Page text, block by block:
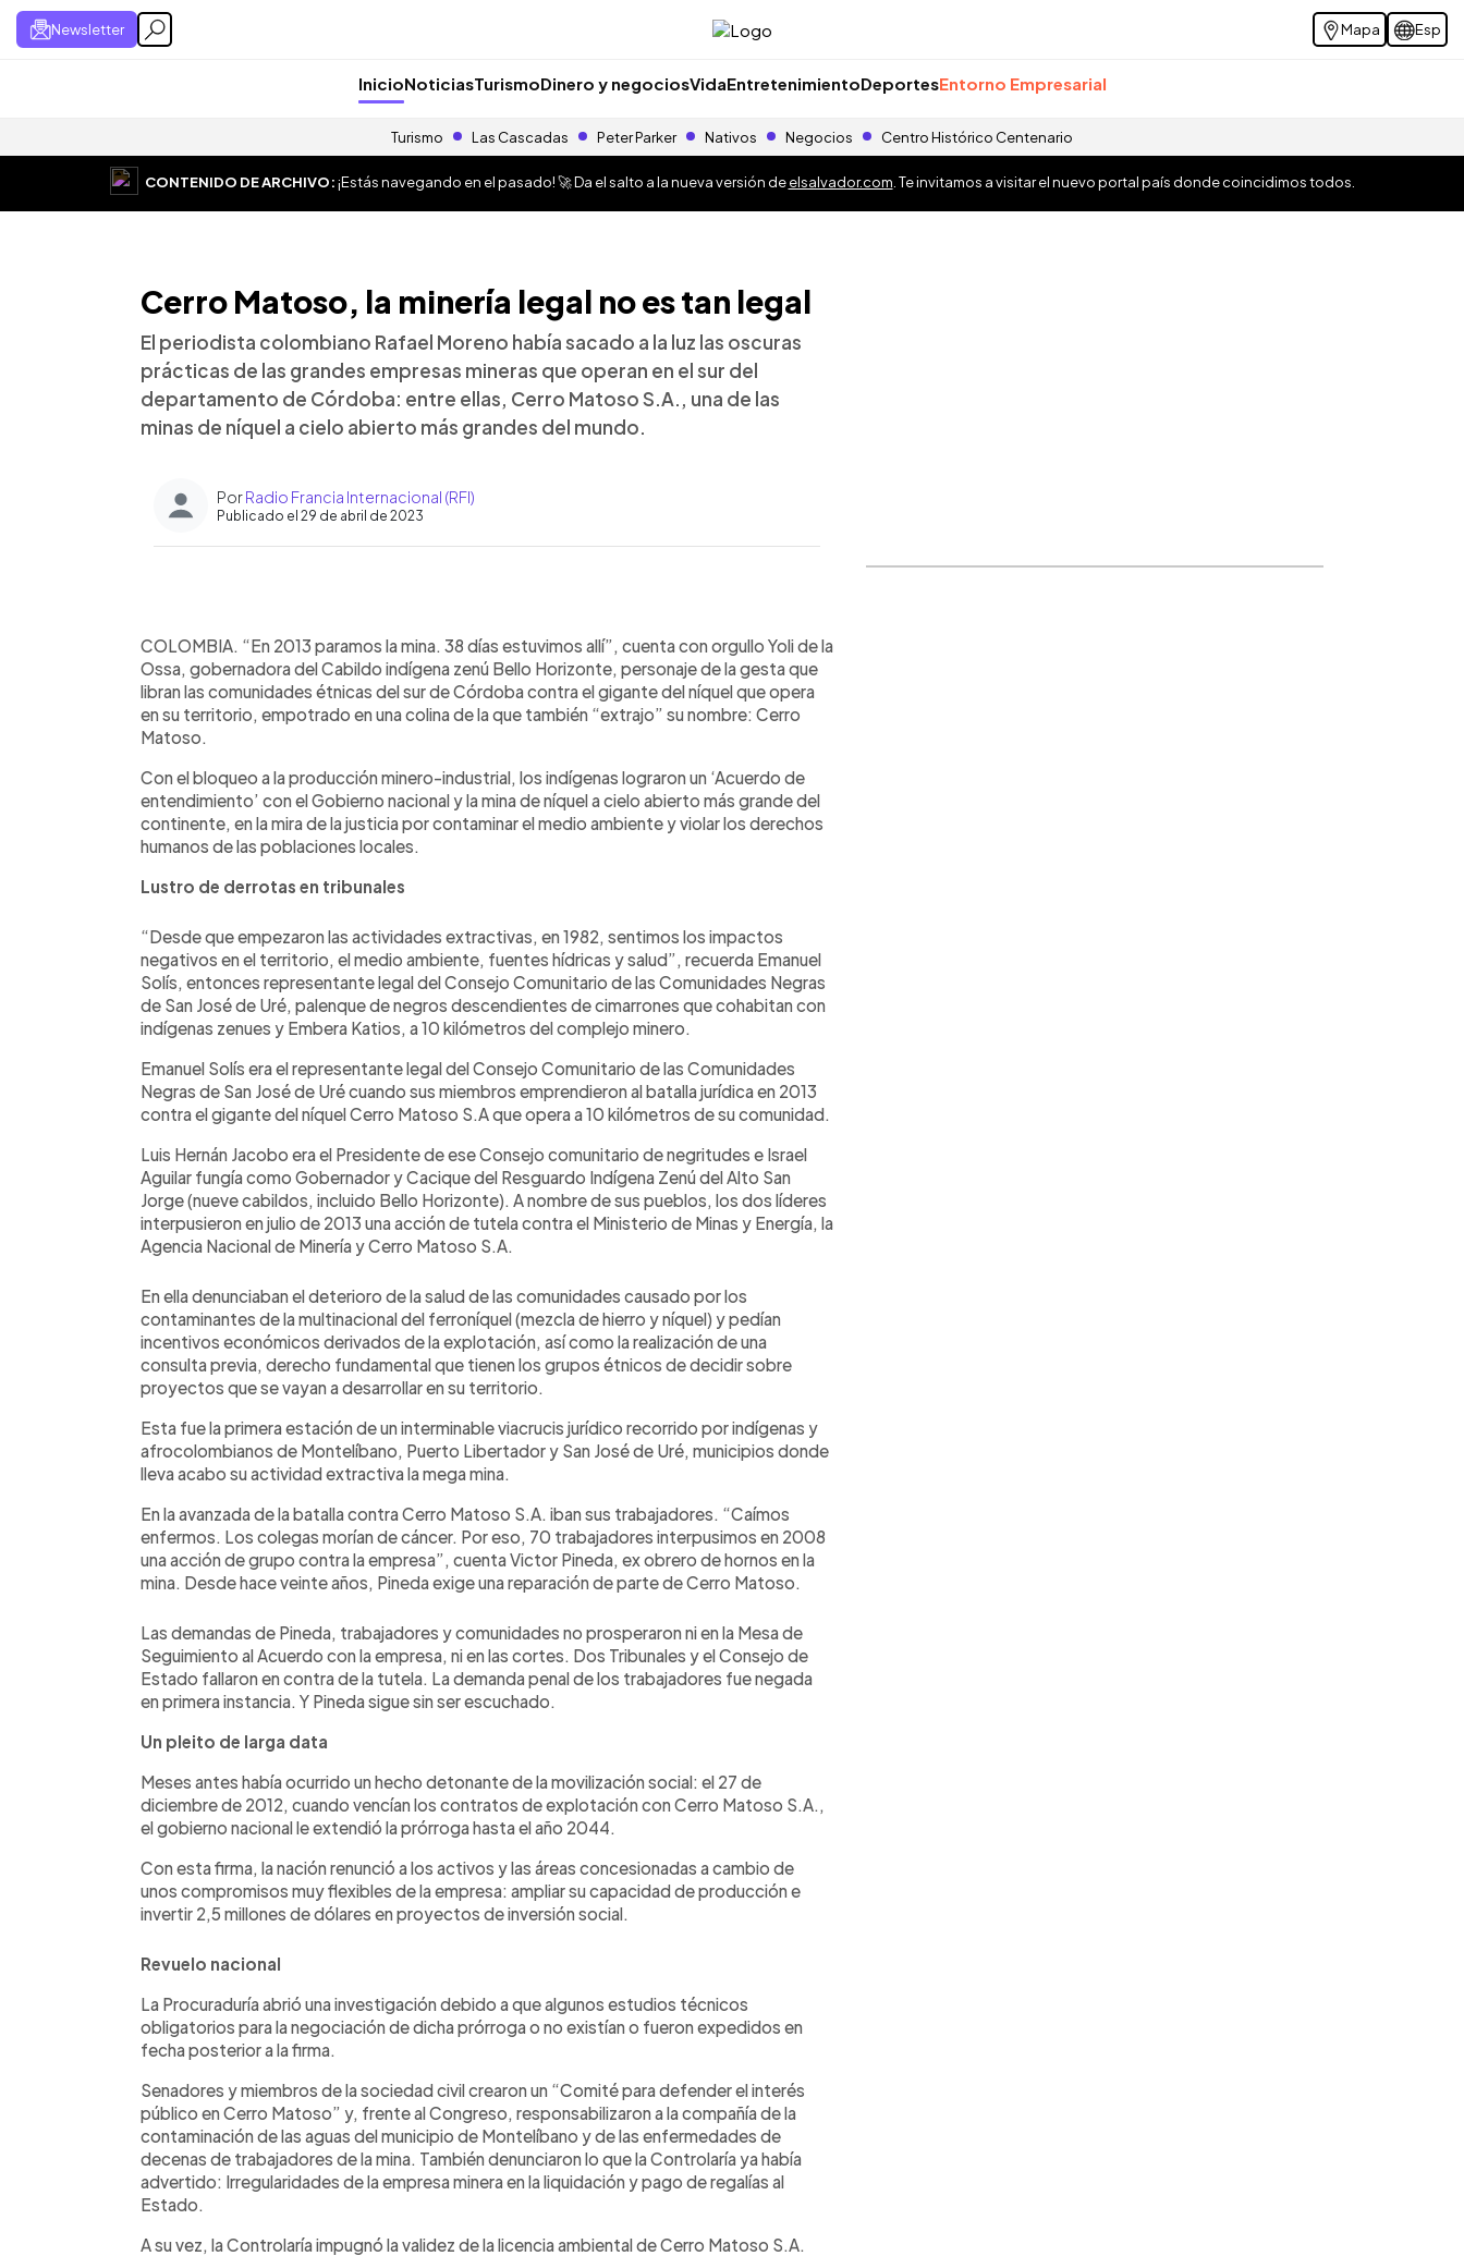
Newsletter Mapa Esp
InicioNoticiasTurismoDinero y negociosVidaEntretenimientoDeportesEntorno Empresarial
Turismo Las Cascadas Peter Parker Nativos Negocios Centro Histórico Centenario
CONTENIDO DE ARCHIVO:¡Estás navegando en el pasado! 🚀 Da el salto a la nueva versión deelsalvador.com . Te invitamos a visitar el nuevo portal país donde coincidimos todos.
Cerro Matoso, la minería legal no es tan legal
El periodista colombiano Rafael Moreno había sacado a la luz las oscuras
prácticas de las grandes empresas mineras que operan en el sur del
departamento de Córdoba: entre ellas, Cerro Matoso S.A., una de las
minas de níquel a cielo abierto más grandes del mundo.
PorRadio Francia Internacional (RFI)
Publicado el 29 de abril de 2023
► Escuchar artículo
COLOMBIA. “En 2013 paramos la mina. 38 días estuvimos allí”, cuenta con orgullo Yoli de la
Ossa, gobernadora del Cabildo indígena zenú Bello Horizonte, personaje de la gesta que
libran las comunidades étnicas del sur de Córdoba contra el gigante del níquel que opera
en su territorio, empotrado en una colina de la que también “extrajo” su nombre: Cerro
Matoso.
Con el bloqueo a la producción minero-industrial, los indígenas lograron un ‘Acuerdo de
entendimiento’ con el Gobierno nacional y la mina de níquel a cielo abierto más grande del
continente, en la mira de la justicia por contaminar el medio ambiente y violar los derechos
humanos de las poblaciones locales.
Lustro de derrotas en tribunales
“Desde que empezaron las actividades extractivas, en 1982, sentimos los impactos
negativos en el territorio, el medio ambiente, fuentes hídricas y salud”, recuerda Emanuel
Solís, entonces representante legal del Consejo Comunitario de las Comunidades Negras
de San José de Uré, palenque de negros descendientes de cimarrones que cohabitan con
indígenas zenues y Embera Katios, a 10 kilómetros del complejo minero.
Emanuel Solís era el representante legal del Consejo Comunitario de las Comunidades
Negras de San José de Uré cuando sus miembros emprendieron al batalla jurídica en 2013
contra el gigante del níquel Cerro Matoso S.A que opera a 10 kilómetros de su comunidad.
Luis Hernán Jacobo era el Presidente de ese Consejo comunitario de negritudes e Israel
Aguilar fungía como Gobernador y Cacique del Resguardo Indígena Zenú del Alto San
Jorge (nueve cabildos, incluido Bello Horizonte). A nombre de sus pueblos, los dos líderes
interpusieron en julio de 2013 una acción de tutela contra el Ministerio de Minas y Energía, la
Agencia Nacional de Minería y Cerro Matoso S.A.
En ella denunciaban el deterioro de la salud de las comunidades causado por los
contaminantes de la multinacional del ferroníquel (mezcla de hierro y níquel) y pedían
incentivos económicos derivados de la explotación, así como la realización de una
consulta previa, derecho fundamental que tienen los grupos étnicos de decidir sobre
proyectos que se vayan a desarrollar en su territorio.
Esta fue la primera estación de un interminable viacrucis jurídico recorrido por indígenas y
afrocolombianos de Montelíbano, Puerto Libertador y San José de Uré, municipios donde
lleva acabo su actividad extractiva la mega mina.
En la avanzada de la batalla contra Cerro Matoso S.A. iban sus trabajadores. “Caímos
enfermos. Los colegas morían de cáncer. Por eso, 70 trabajadores interpusimos en 2008
una acción de grupo contra la empresa”, cuenta Victor Pineda, ex obrero de hornos en la
mina. Desde hace veinte años, Pineda exige una reparación de parte de Cerro Matoso.
Las demandas de Pineda, trabajadores y comunidades no prosperaron ni en la Mesa de
Seguimiento al Acuerdo con la empresa, ni en las cortes. Dos Tribunales y el Consejo de
Estado fallaron en contra de la tutela. La demanda penal de los trabajadores fue negada
en primera instancia. Y Pineda sigue sin ser escuchado.
Un pleito de larga data
Meses antes había ocurrido un hecho detonante de la movilización social: el 27 de
diciembre de 2012, cuando vencían los contratos de explotación con Cerro Matoso S.A.,
el gobierno nacional le extendió la prórroga hasta el año 2044.
Con esta firma, la nación renunció a los activos y las áreas concesionadas a cambio de
unos compromisos muy flexibles de la empresa: ampliar su capacidad de producción e
invertir 2,5 millones de dólares en proyectos de inversión social.
Revuelo nacional
La Procuraduría abrió una investigación debido a que algunos estudios técnicos
obligatorios para la negociación de dicha prórroga o no existían o fueron expedidos en
fecha posterior a la firma.
Senadores y miembros de la sociedad civil crearon un “Comité para defender el interés
público en Cerro Matoso” y, frente al Congreso, responsabilizaron a la compañía de la
contaminación de las aguas del municipio de Montelíbano y de las enfermedades de
decenas de trabajadores de la mina. También denunciaron lo que la Controlaría ya había
advertido: Irregularidades de la empresa minera en la liquidación y pago de regalías al
Estado.
A su vez, la Controlaría impugnó la validez de la licencia ambiental de Cerro Matoso S.A.